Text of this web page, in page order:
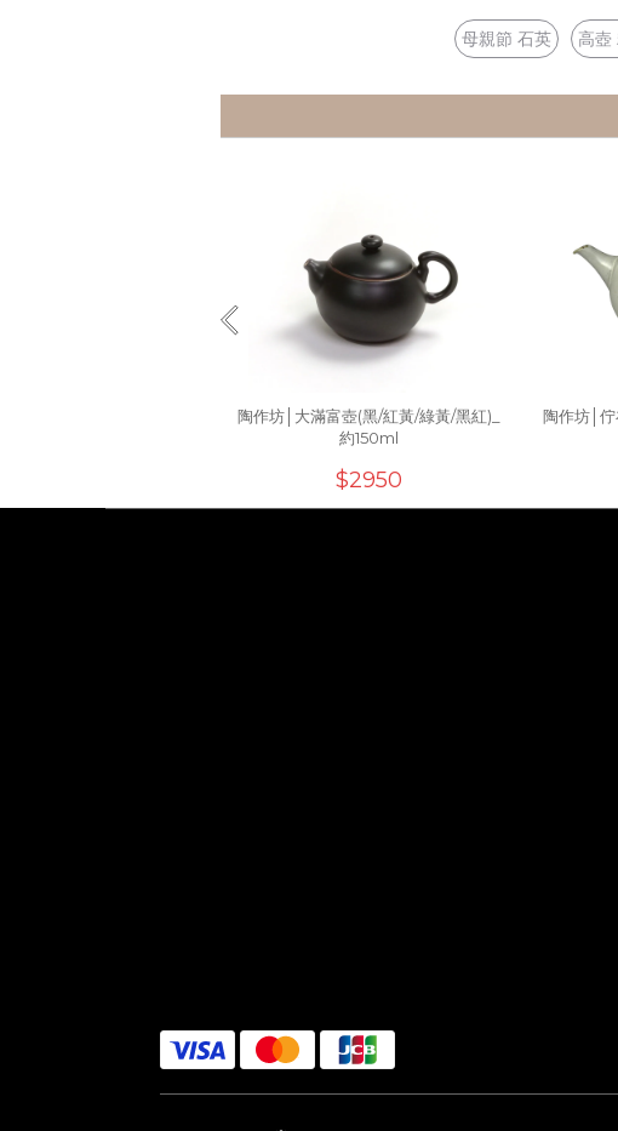
母親節 石英
高壺
陶作坊│大滿富壺(黑/紅黃/綠黃/黑紅)_
約150ml
$2950
陶作坊│